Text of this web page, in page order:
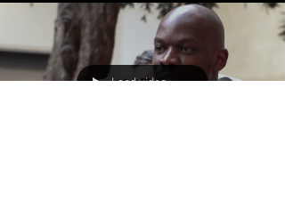
Load video